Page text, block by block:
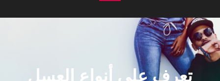
تعرف على أنواع العسل